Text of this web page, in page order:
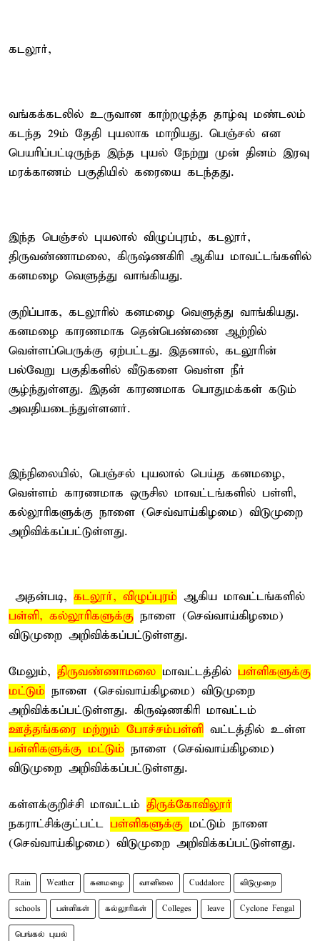
கடலூர்,
வங்கக்கடலில் உருவான காற்றழுத்த தாழ்வு மண்டலம்
கடந்த 29ம் தேதி புயலாக மாறியது. பெஞ்சல் என
பெயரிப்பட்டிருந்த இந்த புயல் நேற்று முன் தினம் இரவு
மரக்காணம் பகுதியில் கரையை கடந்தது.
இந்த பெஞ்சல் புயலால் விழுப்புரம், கடலூர்,
திருவண்ணாமலை, கிருஷ்ணகிரி ஆகிய மாவட்டங்களில்
கனமழை வெளுத்து வாங்கியது.
குறிப்பாக, கடலூரில் கனமழை வெளுத்து வாங்கியது.
கனமழை காரணமாக தென்பெண்ணை ஆற்றில்
வெள்ளப்பெருக்கு ஏற்பட்டது. இதனால், கடலூரின்
பல்வேறு பகுதிகளில் வீடுகளை வெள்ள நீர்
சூழ்ந்துள்ளது. இதன் காரணமாக பொதுமக்கள் கடும்
அவதியடைந்துள்ளனர்.
இந்நிலையில், பெஞ்சல் புயலால் பெய்த கனமழை,
வெள்ளம் காரணமாக ஒருசில மாவட்டங்களில் பள்ளி,
கல்லூரிகளுக்கு நாளை (செவ்வாய்கிழமை) விடுமுறை
அறிவிக்கப்பட்டுள்ளது.
அதன்படி, கடலூர், விழுப்புரம் ஆகிய மாவட்டங்களில்
பள்ளி, கல்லூரிகளுக்கு நாளை (செவ்வாய்கிழமை)
விடுமுறை அறிவிக்கப்பட்டுள்ளது.
மேலும், திருவண்ணாமலை மாவட்டத்தில் பள்ளிகளுக்கு
மட்டும் நாளை (செவ்வாய்கிழமை) விடுமுறை
அறிவிக்கப்பட்டுள்ளது. கிருஷ்ணகிரி மாவட்டம்
ஊத்தங்கரை மற்றும் போச்சம்பள்ளி வட்டத்தில் உள்ள
பள்ளிகளுக்கு மட்டும் நாளை (செவ்வாய்கிழமை)
விடுமுறை அறிவிக்கப்பட்டுள்ளது.
கள்ளக்குறிச்சி மாவட்டம் திருக்கோவிலூர்
நகராட்சிக்குட்பட்ட பள்ளிகளுக்கு மட்டும் நாளை
(செவ்வாய்கிழமை) விடுமுறை அறிவிக்கப்பட்டுள்ளது.
Rain Weather கனமழை வானிலை Cuddalore விடுமுறை
schools பள்ளிகள் கல்லூரிகள் Colleges leave Cyclone Fengal
பெங்கல் புயல்